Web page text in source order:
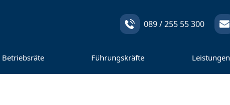
089 / 255 55 300
Betriebsräte Führungskräfte Leistungen